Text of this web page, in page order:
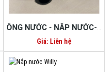
Giá: Liên hệ